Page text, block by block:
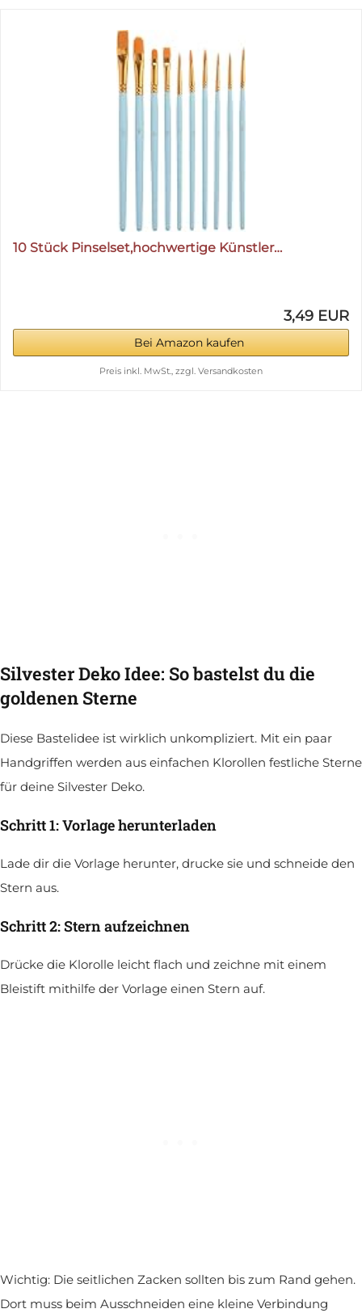
10 Stück Pinselset,hochwertige Künstler…
3,49 EUR
Bei Amazon kaufen
Preis inkl. MwSt., zzgl. Versandkosten
Silvester Deko Idee: So bastelst du die
goldenen Sterne
Diese Bastelidee ist wirklich unkompliziert. Mit ein paar
Handgriffen werden aus einfachen Klorollen festliche Sterne
für deine Silvester Deko.
Schritt 1: Vorlage herunterladen
Lade dir die Vorlage herunter, drucke sie und schneide den
Stern aus.
Schritt 2: Stern aufzeichnen
Drücke die Klorolle leicht flach und zeichne mit einem
Bleistift mithilfe der Vorlage einen Stern auf.
Wichtig: Die seitlichen Zacken sollten bis zum Rand gehen.
Dort muss beim Ausschneiden eine kleine Verbindung